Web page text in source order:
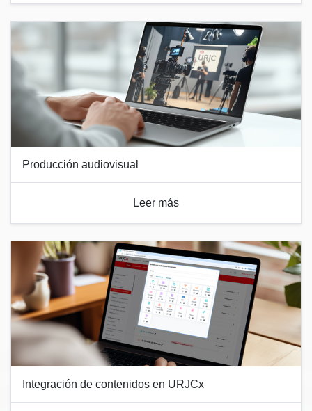
Producción audiovisual
Leer más
Integración de contenidos en URJCx